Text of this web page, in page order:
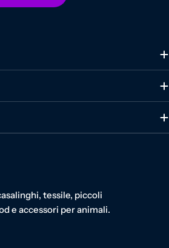
tessile, piccoli
e accessori per animali.